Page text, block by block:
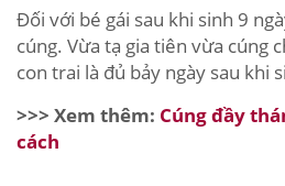
Đối với bé gái sau khi sinh 9
cúng. Vừa tạ gia tiên vừa cúng
con trai là đủ bảy ngày sau khi
>>> Xem thêm: Cúng đầy
cách